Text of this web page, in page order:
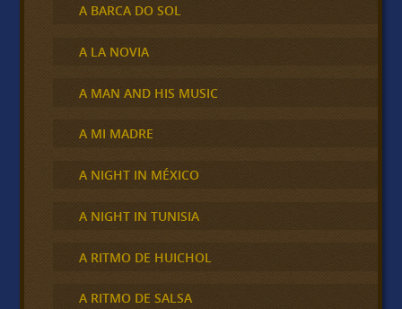
A BARCA DO SOL
A LA NOVIA
A MAN AND HIS MUSIC
A MI MADRE
A NIGHT IN MÉXICO
A NIGHT IN TUNISIA
A RITMO DE HUICHOL
A RITMO DE SALSA